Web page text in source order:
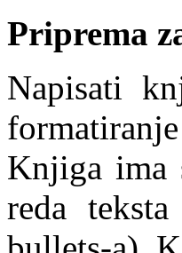
Priprema
Napisati
Knjiga ima
reda